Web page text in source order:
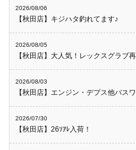
2026/08/06
【秋田店】キジハタ釣れてます♪
2026/08/05
【秋田店】大人気！レックスグラブ
2026/08/03
【秋田店】エンジン・デプス他バス
2026/07/30
【秋田店】26ｿｱﾚ入荷！